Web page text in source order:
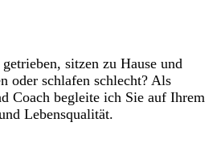
sitzen zu Hause und
oder schlafen schlecht? Als
Coach begleite ich Sie auf Ihrem
Lebensqualität.